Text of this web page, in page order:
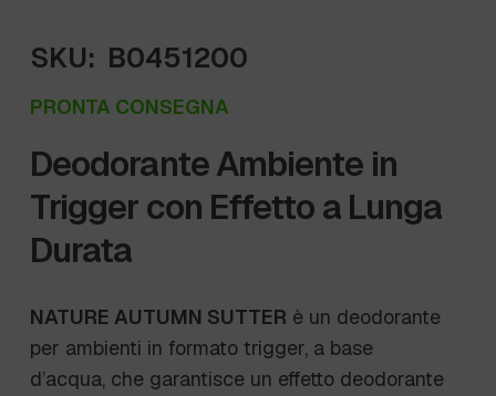
SKU: B0451200
PRONTA CONSEGNA
Deodorante Ambiente in
Trigger con Effetto a Lunga
Durata
NATURE AUTUMN SUTTER è un deodorante
per ambienti in formato trigger, a base
d’acqua, che garantisce un effetto deodorante